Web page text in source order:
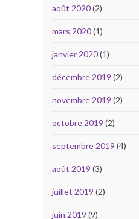
août 2020(2)
mars 2020(1)
janvier 2020(1)
décembre 2019 (2)
novembre 2019 (2)
octobre 2019 (2)
septembre 2019 (4)
août 2019 (3)
juillet 2019 (2)
juin 2019 (9)